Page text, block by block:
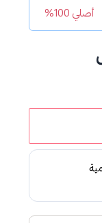
أصلي 100%